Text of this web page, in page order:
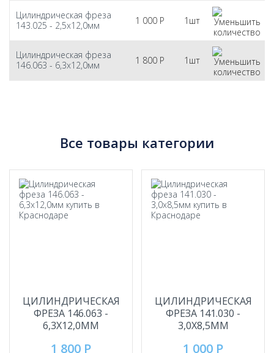
Цилиндрическая фреза
143.025 - 2,5х12,0мм
1 000 Р 1шт
Цилиндрическая фреза
146.063 - 6,3х12,0мм
1 800 Р 1шт
Все товары категории
ЦИЛИНДРИЧЕСКАЯ
ФРЕЗА 146.063 -
6,3Х12,0ММ
1 800 Р
ЦИЛИНДРИЧЕСКАЯ
ФРЕЗА 141.030 -
3,0Х8,5ММ
1 000 Р